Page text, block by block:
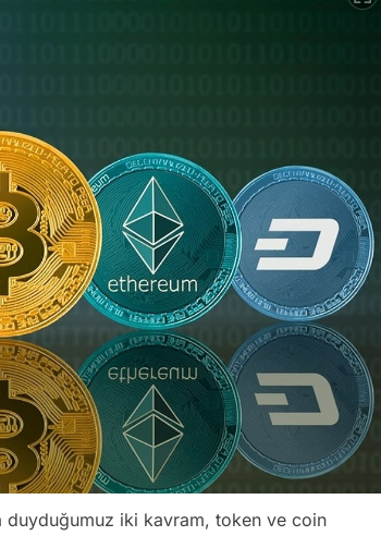
duyduğumuz iki kavram, token ve coin